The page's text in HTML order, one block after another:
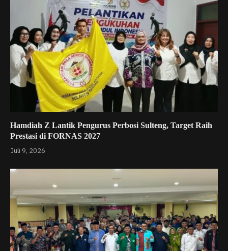
Hamdiah Z Lantik Pengurus Perbosi Sulteng, Target Raih
Prestasi di FORNAS 2027
Juli 9, 2026